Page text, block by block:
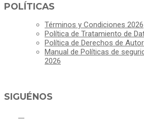
POLÍTICAS
Términos y Condiciones 2026
Política de Tratamiento de
Política de Derechos de
Manual de Políticas de
2026
SIGUÉNOS